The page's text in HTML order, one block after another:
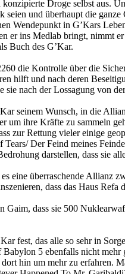
Droge selbst aus.
seien und überhaupt die
Wendepunkt in G’Kars
er ins Medlab bringt, nimmt
Buch des G’Kar.
die Kontrolle über die
hilft und nach deren
sie nach der Lossagung von
seinem Wunsch, in die
um ihre Kräfte zu sammeln
zur Rettung vieler einige
Tears/ Der Feind meines
darstellen, dass sie
eine überraschende Allianz
dass das Haus
Gaim, dass sie 500
fest, das alle so sehr in
5 ebenfalls nicht
hin um mehr zu erfahren.